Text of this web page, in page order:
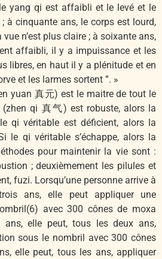
le yang qi est affaibli et le levé et le
à cinquante ans, le corps est lourd,
vue n’est plus claire ; à soixante ans,
affaibli, il y a impuissance et les
libres, en haut il y a plénitude et en
et les larmes sortent ”. »
yuan 真元) est le maitre de tout le
qi 真气) est robuste, alors la
qi véritable est déficient, alors la
le qi véritable s’échappe, alors la
pour maintenir la vie sont :
; deuxièmement les pilules et
fuzi. Lorsqu’une personne arrive à
ans, elle peut appliquer une
avec 300 cônes de moxa
elle peut, tous les deux ans,
sous le nombril avec 300 cônes
elle peut, tous les ans, appliquer